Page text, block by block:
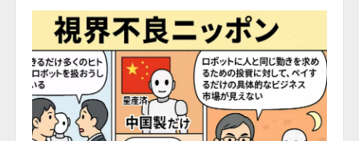
5
接」、採用AIエージェント「採用
一括かんりくん」と連携を開始
2026/08/05/15:53:43
Human to AIからAI to AI時代の到
来を見据え、顧客接点を収益に変
える「Helpfeel Growth」提供開始